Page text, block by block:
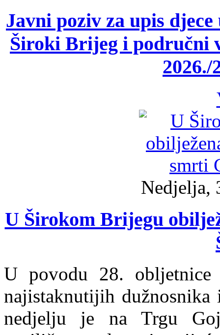
Javni poziv za upis
Široki Brijeg i područni
2026./
Nedjelja,
U Širokom Brijegu
U povodu 28.
najistaknutijih dužnosnika
nedjelju je na Trgu